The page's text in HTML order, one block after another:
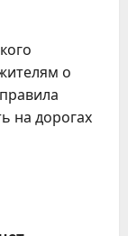
о
на дорогах